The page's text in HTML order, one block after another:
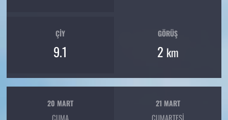
ÇIY
9.1
GÖRÜŞ
2 km
20 MART
CUMA
21 MART
CUMARTESI